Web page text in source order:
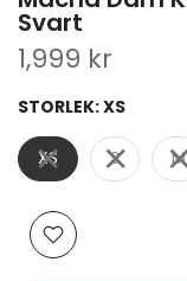
Svart
1,999 kr
STORLEK:XS
XS S M